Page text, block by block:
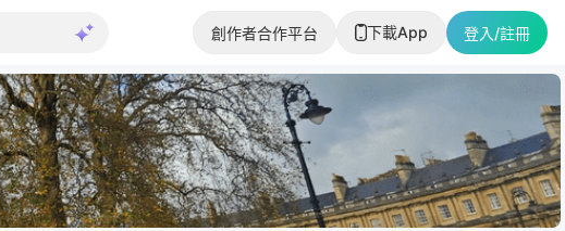
創作者合作平台 下載App 登入/註冊